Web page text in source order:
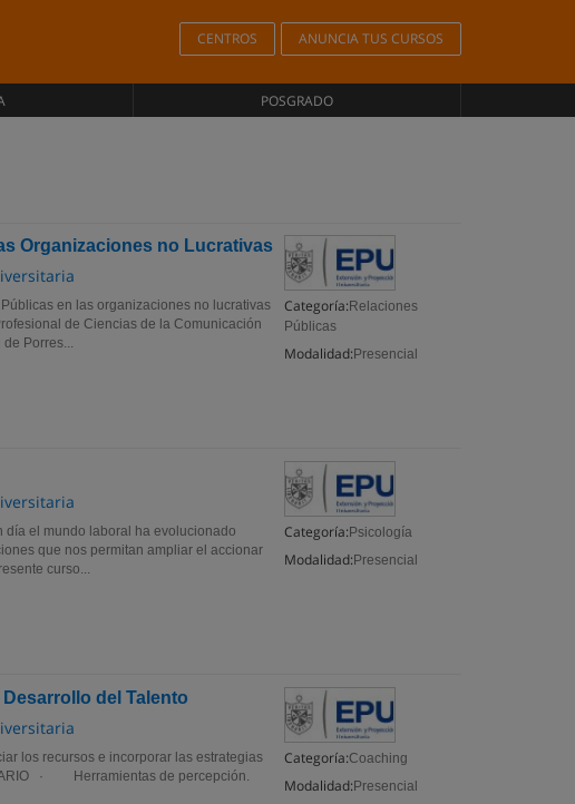
CENTROS ANUNCIA TUS CURSOS
POSGRADO
Organizaciones no Lucrativas
Categoría: Relaciones
Públicas
Modalidad: Presencial
en las organizaciones no lucrativas
de Ciencias de la Comunicación
Porres...
Categoría: Psicología
Modalidad: Presencial
día el mundo laboral ha evolucionado
que nos permitan ampliar el accionar
curso...
del Talento
Categoría:Coaching
Modalidad: Presencial
los recursos e incorporar las estrategias
· Herramientas de percepción.